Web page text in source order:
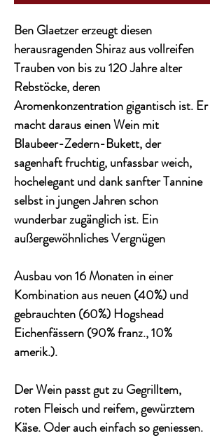
Ben Glaetzer erzeugt diesen
herausragenden Shiraz aus vollreifen
Trauben von bis zu 120 Jahre alter
Rebstöcke, deren
Aromenkonzentration gigantisch ist. Er
macht daraus einen Wein mit
Blaubeer-Zedern-Bukett, der
sagenhaft fruchtig, unfassbar weich,
hochelegant und dank sanfter Tannine
selbst in jungen Jahren schon
wunderbar zugänglich ist. Ein
außergewöhnliches Vergnügen
Ausbau von 16 Monaten in einer
Kombination aus neuen (40%) und
gebrauchten (60%) Hogshead
Eichenfässern (90% franz., 10%
amerik.).
Der Wein passt gut zu Gegrilltem,
roten Fleisch und reifem, gewürztem
Käse. Oder auch einfach so geniessen.